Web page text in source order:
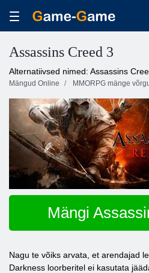
Assassins Creed 3
Alternatiivsed nimed: Assassins
Mängud Online MMORPG mänge
Mängi
Nagu te võiks arvata, et arendajad
Darkness loorberitel ei kasutata